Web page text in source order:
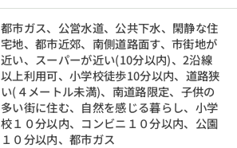
都市ガス、公営水道、公共下水、閑静な住
宅地、都市近郊、南側道路面す、市街地が
近い、スーパーが近い(10分以内)、2沿線
以上利用可、小学校徒歩10分以内、道路狭
い(４メートル未満)、南道路限定、子供の
多い街に住む、自然を感じる暮らし、小学
校１０分以内、コンビニ１０分以内、公園
１０分以内、都市ガス